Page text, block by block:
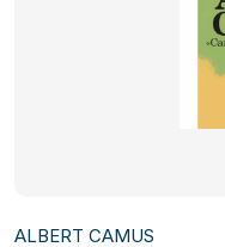
ALBERT CAMUS